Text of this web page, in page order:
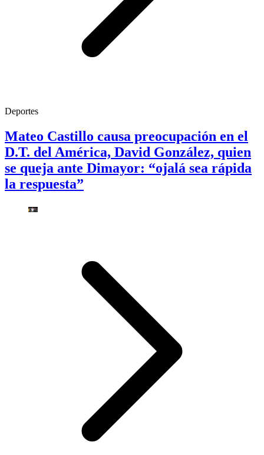
Deportes
Mateo Castillo causa preocupación en el
D.T. del América, David González, quien
se queja ante Dimayor: “ojalá sea rápida
la respuesta”